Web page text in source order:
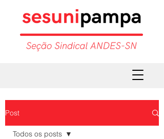
Post
Todos os posts